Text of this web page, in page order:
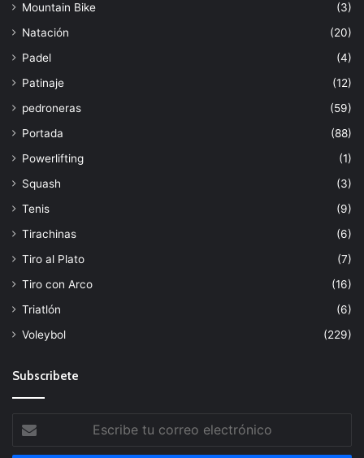
Mountain Bike
(3)
Natación
(20)
Padel
(4)
Patinaje
(12)
pedroneras
(59)
Portada
(88)
Powerlifting
(1)
Squash
(3)
Tenis
(9)
Tirachinas
(6)
Tiro al Plato
(7)
Tiro con Arco
(16)
Triatlón
(6)
Voleybol
(229)
Subscribete
tu
correo